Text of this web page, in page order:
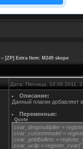
» [ZP] Extra Item: M249 skope
Дата: Пятница, 10.06.2011,
Описание:
Данный плагин добавляет
Переменные:
Quote
cvar_dmgmultiplier =
cvar_custommodel =
cvar_goldbullets =
cvar_uclip =